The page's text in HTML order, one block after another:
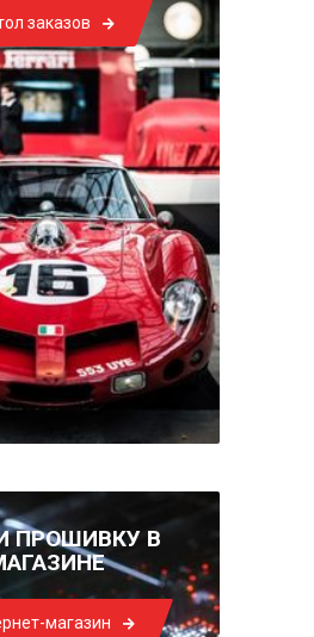
заказов
ПРОШИВКУ В
магазин